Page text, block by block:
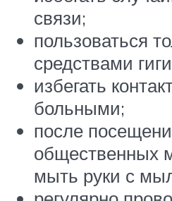
связи;
пользоваться
средствами
избегать
больными;
после
общественных
мыть руки с